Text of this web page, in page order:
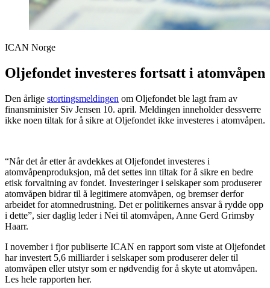
ICAN Norge
Oljefondet investeres fortsatt i atomvåpen
Den årlige stortingsmeldingen om Oljefondet ble lagt fram av
finansminister Siv Jensen 10. april. Meldingen inneholder dessverre
ikke noen tiltak for å sikre at Oljefondet ikke investeres i atomvåpen.
“Når det år etter år avdekkes at Oljefondet investeres i
atomvåpenproduksjon, må det settes inn tiltak for å sikre en bedre
etisk forvaltning av fondet. Investeringer i selskaper som produserer
atomvåpen bidrar til å legitimere atomvåpen, og bremser derfor
arbeidet for atomnedrustning. Det er politikernes ansvar å rydde opp
i dette”, sier daglig leder i Nei til atomvåpen, Anne Gerd Grimsby
Haarr.
I november i fjor publiserte ICAN en rapport som viste at Oljefondet
har investert 5,6 milliarder i selskaper som produserer deler til
atomvåpen eller utstyr som er nødvendig for å skyte ut atomvåpen.
Les hele rapporten her.